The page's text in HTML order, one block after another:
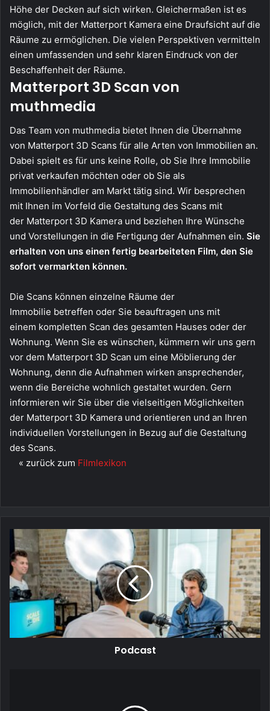
Höhe der Decken auf sich wirken. Gleichermaßen ist es
möglich, mit der Matterport Kamera eine Draufsicht auf die
Räume zu ermöglichen. Die vielen Perspektiven vermitteln
einen umfassenden und sehr klaren Eindruck von der
Beschaffenheit der Räume.
Matterport 3D Scan von
muthmedia
Das Team von muthmedia bietet Ihnen die Übernahme
von Matterport 3D Scans für alle Arten von Immobilien an.
Dabei spielt es für uns keine Rolle, ob Sie Ihre Immobilie
privat verkaufen möchten oder ob Sie als
Immobilienhändler am Markt tätig sind. Wir besprechen
mit Ihnen im Vorfeld die Gestaltung des Scans mit
der Matterport 3D Kamera und beziehen Ihre Wünsche
und Vorstellungen in die Fertigung der Aufnahmen ein. Sie
erhalten von uns einen fertig bearbeiteten Film, den Sie
sofort vermarkten können.
Die Scans können einzelne Räume der
Immobilie betreffen oder Sie beauftragen uns mit
einem kompletten Scan des gesamten Hauses oder der
Wohnung. Wenn Sie es wünschen, kümmern wir uns gern
vor dem Matterport 3D Scan um eine Möblierung der
Wohnung, denn die Aufnahmen wirken ansprechender,
wenn die Bereiche wohnlich gestaltet wurden. Gern
informieren wir Sie über die vielseitigen Möglichkeiten
der Matterport 3D Kamera und orientieren und an Ihren
individuellen Vorstellungen in Bezug auf die Gestaltung
des Scans.
« zurück zum Filmlexikon
Podcast
Podcast